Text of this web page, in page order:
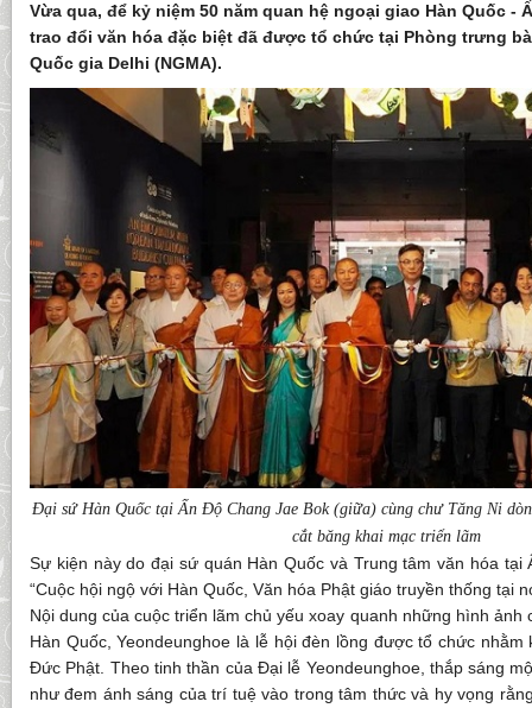
Vừa qua, để kỷ niệm 50 năm quan hệ ngoại giao Hàn Quốc -
trao đổi văn hóa đặc biệt đã được tổ chức tại Phòng trưng
Quốc gia Delhi (NGMA).
Đại sứ Hàn Quốc tại Ấn Độ Chang Jae Bok (giữa) cùng chư Tăng Ni
cắt băng khai mạc triển lãm
Sự kiện này do đại sứ quán Hàn Quốc và Trung tâm văn hóa
“Cuộc hội ngộ với Hàn Quốc, Văn hóa Phật giáo truyền thống tại
Nội dung của cuộc triển lãm chủ yếu xoay quanh những hình ảnh
Hàn Quốc, Yeondeunghoe là lễ hội đèn lồng được tổ chức
Đức Phật. Theo tinh thần của Đại lễ Yeondeunghoe, thắp sáng
như đem ánh sáng của trí tuệ vào trong tâm thức và hy vọng